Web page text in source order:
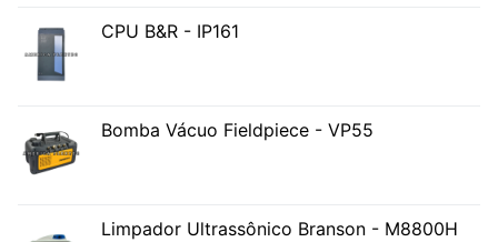
CPU B&R - IP161
Bomba Vácuo Fieldpiece - VP55
Limpador Ultrassônico Branson - M8800H